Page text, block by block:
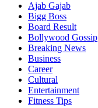
Ajab Gajab
Bigg Boss
Board Result
Bollywood Gossip
Breaking News
Business
Career
Cultural
Entertainment
Fitness Tips